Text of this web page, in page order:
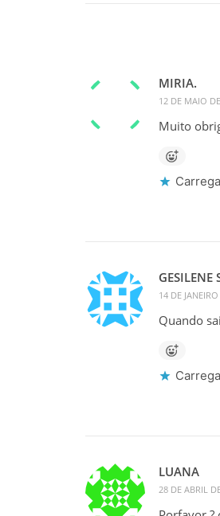
MIRIA.
12 DE MAIO
Muito
GESILENE
14 DE
Quando
LUANA
28 DE ABRIL